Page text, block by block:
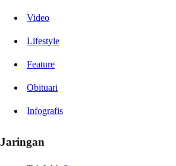
Video
Lifestyle
Feature
Obituari
Infografis
Jaringan